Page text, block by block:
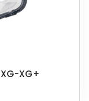
XG-XG+